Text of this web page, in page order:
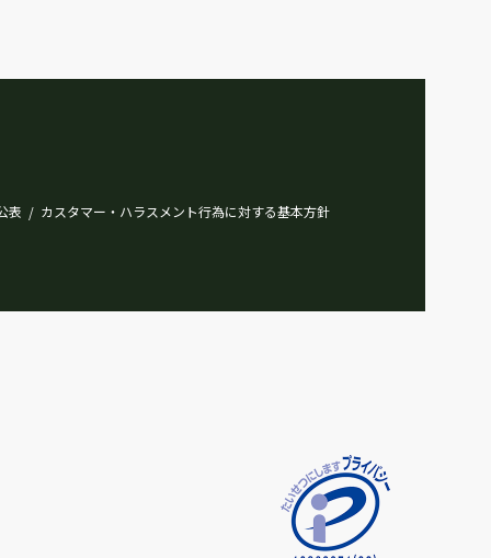
表 / カスタマー・ハラスメント行為に対する基本方針